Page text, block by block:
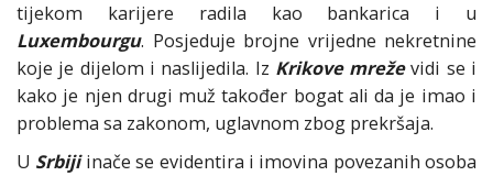
tijekom karijere radila kao bankarica i u
Luxembourgu. Posjeduje brojne vrijedne nekretnine
koje je dijelom i naslijedila. Iz Krikove mreževidi se i
kako je njen drugi muž također bogat ali da je imao i
problema sa zakonom, uglavnom zbog prekršaja.
U Srbijiinače se evidentira i imovina povezanih osoba